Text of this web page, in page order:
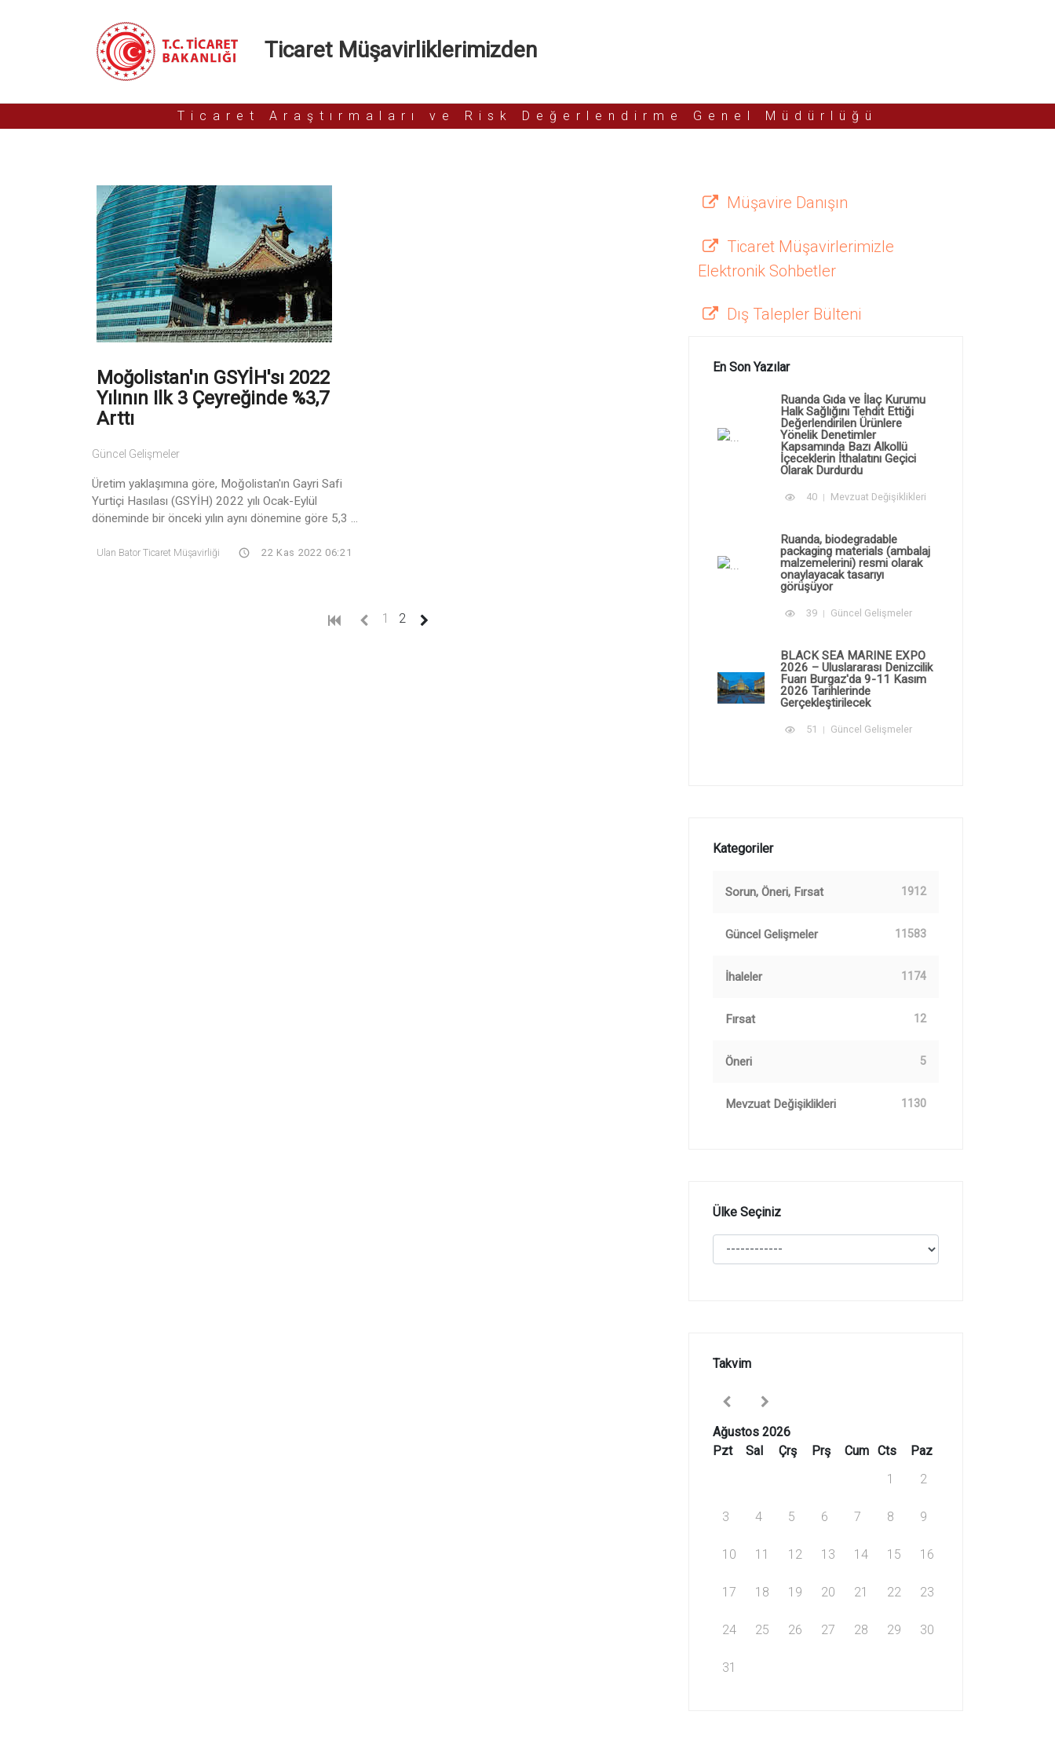
Ticaret Müşavirliklerimizden
Ticaret Araştırmaları ve Risk Değerlendirme Genel Müdürlüğü
Moğolistan'ın GSYİH'sı 2022
Yılının Ilk 3 Çeyreğinde %3,7
Arttı
Güncel Gelişmeler
Üretim yaklaşımına göre, Moğolistan'ın Gayri Safi
Yurtiçi Hasılası (GSYİH) 2022 yılı Ocak-Eylül
döneminde bir önceki yılın aynı dönemine göre 5,3 ...
Ulan Bator Ticaret Müşavirliği 22 Kas 2022 06:21
1 2 (current)
Müşavire Danışın
Ticaret Müşavirlerimizle
Elektronik Sohbetler
Dış Talepler Bülteni
En Son Yazılar
Ruanda Gıda ve İlaç Kurumu
Halk Sağlığını Tehdit Ettiği
Değerlendirilen Ürünlere
Yönelik Denetimler
Kapsamında Bazı Alkollü
İçeceklerin İthalatını Geçici
Olarak Durdurdu
40 Mevzuat Değişiklikleri
Ruanda, biodegradable
packaging materials (ambalaj
malzemelerini) resmi olarak
onaylayacak tasarıyı
görüşüyor
39 Güncel Gelişmeler
BLACK SEA MARINE EXPO
2026 – Uluslararası Denizcilik
Fuarı Burgaz'da 9-11 Kasım
2026 Tarihlerinde
Gerçekleştirilecek
51 Güncel Gelişmeler
Kategoriler
Sorun, Öneri, Fırsat 1912
Güncel Gelişmeler 11583
İhaleler 1174
Fırsat 12
Öneri 5
Mevzuat Değişiklikleri 1130
Ülke Seçiniz
Takvim
Ağustos 2026
Pzt
Sal Çrş Prş Cum Cts
Paz
1
2
3 4 5 6 7 8 9
10 11 12 13 14 15 16
17 18 19 20 21 22 23
24 25 26 27 28 29 30
31